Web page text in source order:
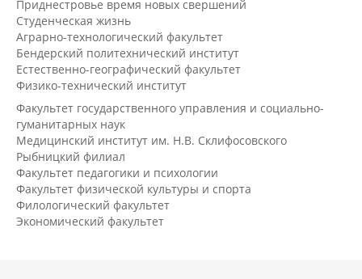
Приднестровье время новых свершений
Студенческая жизнь
Аграрно-технологический факультет
Бендерский политехнический институт
Естественно-географический факультет
Физико-технический институт
Факультет государственного управления и социально-
гуманитарных наук
Медицинский институт им. Н.В. Склифосовского
Рыбницкий филиал
Факультет педагогики и психологии
Факультет физической культуры и спорта
Филологический факультет
Экономический факультет